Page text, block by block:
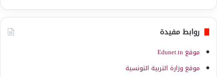
روابط مفيدة
موقع Edunet.tn
موقع وزارة التربية التونسية